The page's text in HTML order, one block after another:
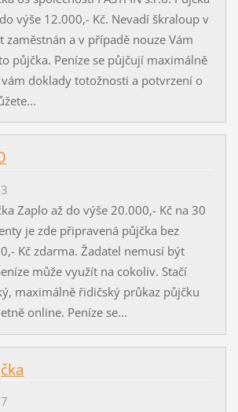
výše 12.000,- Kč. Nevadí škraloup v
zaměstnán a v případě nouze Vám
půjčka. Peníze se půjčují maximálně
doklady totožnosti a potvrzení o
Zaplo až do výše 20.000,- Kč na 30
je zde připravená půjčka bez
Kč zdarma. Žadatel nemusí být
může využít na cokoliv. Stačí
maximálně řidičský průkaz půjčku
online. Peníze se...